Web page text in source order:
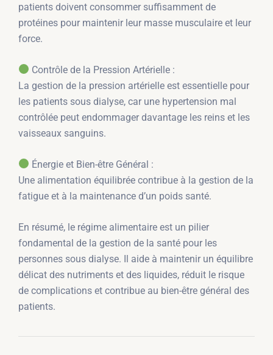
patients doivent consommer suffisamment de
protéines pour maintenir leur masse musculaire et leur
force.
Contrôle de la Pression Artérielle :
La gestion de la pression artérielle est essentielle pour
les patients sous dialyse, car une hypertension mal
contrôlée peut endommager davantage les reins et les
vaisseaux sanguins.
Énergie et Bien-être Général :
Une alimentation équilibrée contribue à la gestion de la
fatigue et à la maintenance d’un poids santé.
En résumé, le régime alimentaire est un pilier
fondamental de la gestion de la santé pour les
personnes sous dialyse. Il aide à maintenir un équilibre
délicat des nutriments et des liquides, réduit le risque
de complications et contribue au bien-être général des
patients.